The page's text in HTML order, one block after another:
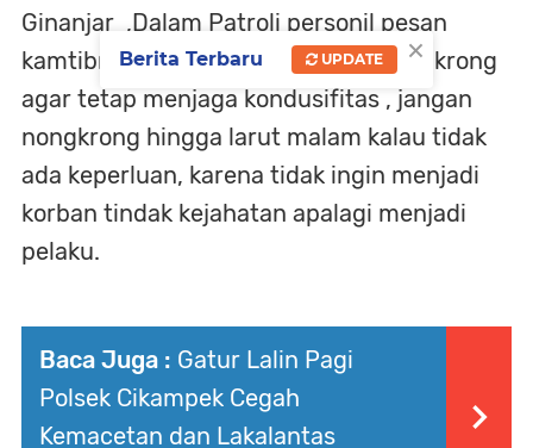
Ginanjar ,Dalam Patroli personil pesan
kamtibmas pemuda yang masih nongkrong
agar tetap menjaga kondusifitas , jangan
nongkrong hingga larut malam kalau tidak
ada keperluan, karena tidak ingin menjadi
korban tindak kejahatan apalagi menjadi
pelaku.
Baca Juga : Gatur Lalin Pagi
Polsek Cikampek Cegah
Kemacetan dan Lakalantas
×
Berita Terbaru UPDATE